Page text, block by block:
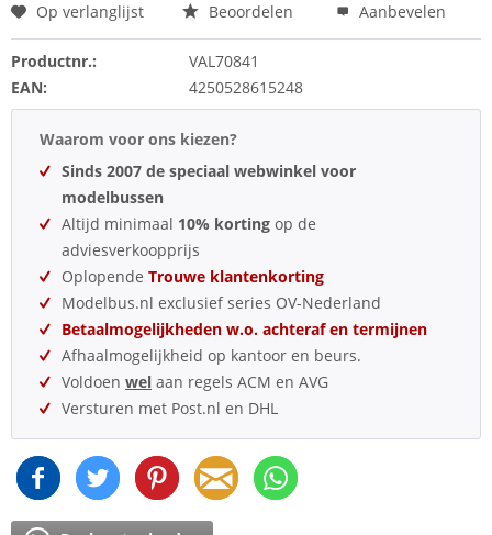
Op verlanglijst Beoordelen Aanbevelen
Productnr.:
VAL70841
EAN:
4250528615248
Waarom voor ons kiezen?
Sinds 2007 de speciaal webwinkel voor
modelbussen
Altijd minimaal 10% korting op de
adviesverkoopprijs
Oplopende Trouwe klantenkorting
Modelbus.nl exclusief series OV-Nederland
Betaalmogelijkheden w.o. achteraf en termijnen
Afhaalmogelijkheid op kantoor en beurs.
Voldoen wel aan regels ACM en AVG
Versturen met Post.nl en DHL